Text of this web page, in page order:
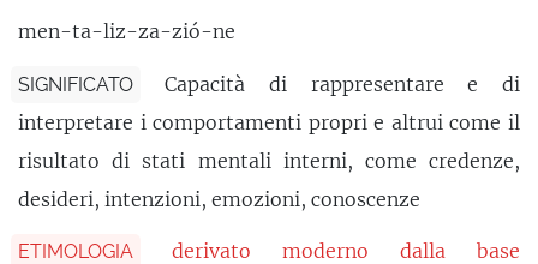
men-ta-liz-za-zió-ne
SIGNIFICATO
Capacità di rappresentare e di
interpretare i comportamenti propri e altrui come il
risultato di stati mentali interni, come credenze,
desideri, intenzioni, emozioni, conoscenze
ETIMOLOGIA
derivato moderno dalla base